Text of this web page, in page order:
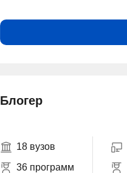
Блогер
18 вузов
36 программ